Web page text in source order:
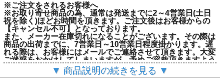
※ご注文をされるお客様へ
※お取り寄せ商品の為、通常は発送までに2～4営業日(土日
祝を除く)ほどお時間を頂きます。ご注文後はお客様からの
【キャンセル不可】となっております。
また、メーカー在庫切れになることがございます。その際は
商品の出荷までに、7営業日～10営業日程度掛かります。遅
れる際は、お客様にはメールでご連絡させて頂きます。大変
ご迷惑をおかけしてしまいますが、予めご容赦頂きますよう
お願い申し上げます。▼ 商品説明の続きを見る ▼